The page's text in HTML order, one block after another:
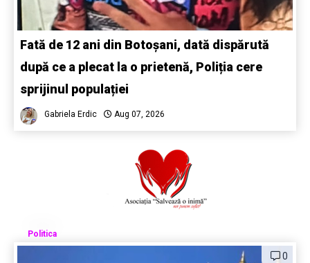
Fată de 12 ani din Botoșani, dată dispărută
după ce a plecat la o prietenă, Poliția cere
sprijinul populației
Gabriela Erdic Aug 07, 2026
Politica
0